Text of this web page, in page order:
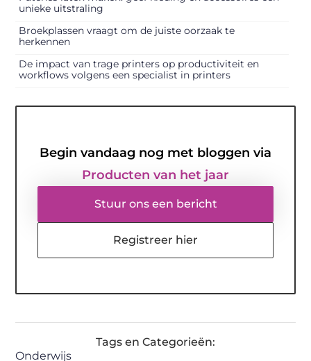
unieke uitstraling
Broekplassen vraagt om de juiste oorzaak te
herkennen
De impact van trage printers op productiviteit en
workflows volgens een specialist in printers
Begin vandaag nog met bloggen via
Producten van het jaar
Stuur ons een bericht
Registreer hier
Tags en Categorieën:
Onderwijs